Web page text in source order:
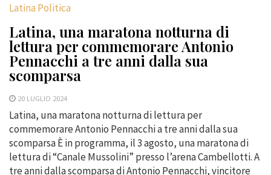
Latina Politica
Latina, una maratona notturna di
lettura per commemorare Antonio
Pennacchi a tre anni dalla sua
scomparsa
20 LUGLIO 2024
Latina, una maratona notturna di lettura per
commemorare Antonio Pennacchi a tre anni dalla sua
scomparsa È in programma, il 3 agosto, una maratona di
lettura di “Canale Mussolini” presso l’arena Cambellotti. A
tre anni dalla scomparsa di Antonio Pennacchi, vincitore